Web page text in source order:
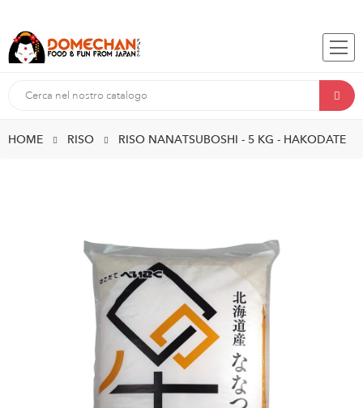
HOME RISO RISO NANATSUBOSHI - 5 KG - HAKODATE